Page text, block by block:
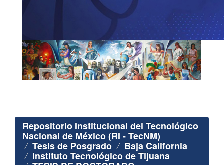
Repositorio Institucional del Tecnológico
Nacional de México (RI - TecNM)
Tesis de Posgrado Baja California
Instituto Tecnológico de Tijuana